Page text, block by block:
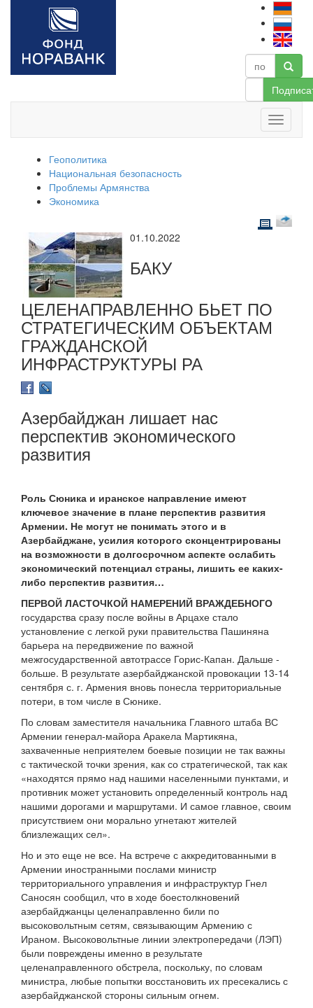
Геополитика
Национальная безопасность
Проблемы Армянства
Экономика
01.10.2022
БАКУ
ЦЕЛЕНАПРАВЛЕННО БЬЕТ ПО
СТРАТЕГИЧЕСКИМ ОБЪЕКТАМ
ГРАЖДАНСКОЙ
ИНФРАСТРУКТУРЫ РА
Азербайджан лишает нас
перспектив экономического
развития
Роль Сюника и иранское направление имеют
ключевое значение в плане перспектив развития
Армении. Не могут не понимать этого и в
Азербайджане, усилия которого сконцентрированы
на возможности в долгосрочном аспекте ослабить
экономический потенциал страны, лишить ее каких-
либо перспектив развития…
ПЕРВОЙ ЛАСТОЧКОЙ НАМЕРЕНИЙ ВРАЖДЕБНОГО
государства сразу после войны в Арцахе стало
установление с легкой руки правительства Пашиняна
барьера на передвижение по важной
межгосударственной автотрассе Горис-Капан. Дальше -
больше. В результате азербайджанской провокации 13-14
сентября с. г. Армения вновь понесла территориальные
потери, в том числе в Сюнике.
По словам заместителя начальника Главного штаба ВС
Армении генерал-майора Аракела Мартикяна,
захваченные неприятелем боевые позиции не так важны
с тактической точки зрения, как со стратегической, так как
«находятся прямо над нашими населенными пунктами, и
противник может установить определенный контроль над
нашими дорогами и маршрутами. И самое главное, своим
присутствием они морально угнетают жителей
близлежащих сел».
Но и это еще не все. На встрече с аккредитованными в
Армении иностранными послами министр
территориального управления и инфраструктур Гнел
Саносян сообщил, что в ходе боестолкновений
азербайджанцы целенаправленно били по
высоковольтным сетям, связывающим Армению с
Ираном. Высоковольтные линии электропередачи (ЛЭП)
были повреждены именно в результате
целенаправленного обстрела, поскольку, по словам
министра, любые попытки восстановить их пресекались с
азербайджанской стороны сильным огнем.